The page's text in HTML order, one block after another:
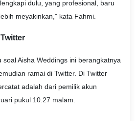
dulu, yang profesional, baru
meyakinkan," kata Fahmi.
soal Aisha Weddings ini berangkatnya
ramai di Twitter. Di Twitter
adalah dari pemilik akun
pukul 10.27 malam.